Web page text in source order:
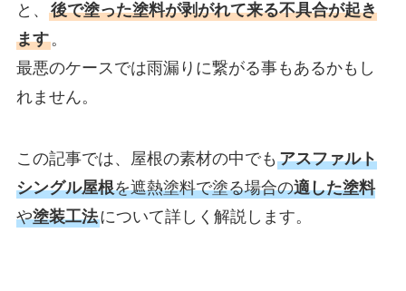
と、 後で塗った塗料が剥がれて来る不具合が起き
ます。
最悪のケースでは雨漏りに繋がる事もあるかもし
れません。
この記事では、屋根の素材の中でも アスファルト
シングル屋根を遮熱塗料で塗る場合の適した塗料
や塗装工法について詳しく解説します。